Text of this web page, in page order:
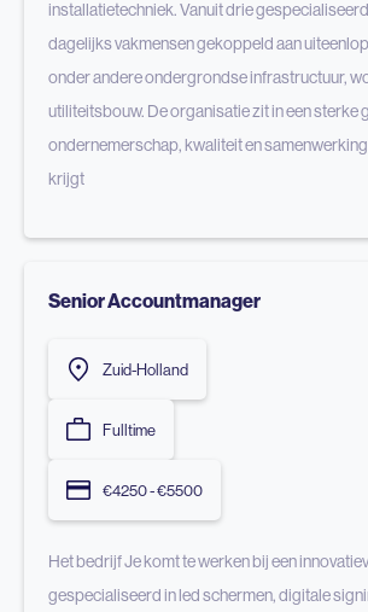
installatietechniek. Vanuit drie
dagelijks vakmensen gekoppeld aan
onder andere ondergrondse infrastructuur,
utiliteitsbouw. De organisatie zit in een sterke
ondernemerschap, kwaliteit en
krijgt
Senior Accountmanager
Zuid-Holland
Fulltime
€4250 - €5500
Het bedrijf Je komt te werken bij een
gespecialiseerd in led schermen, digitale